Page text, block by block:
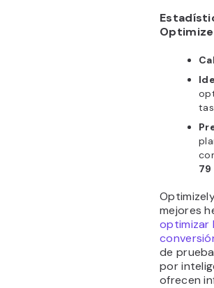
mejores
optimizar
de
por
ofrecen